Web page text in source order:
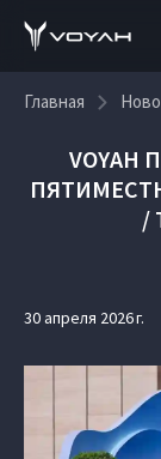
Главная
/
30 апреля 2026 г.